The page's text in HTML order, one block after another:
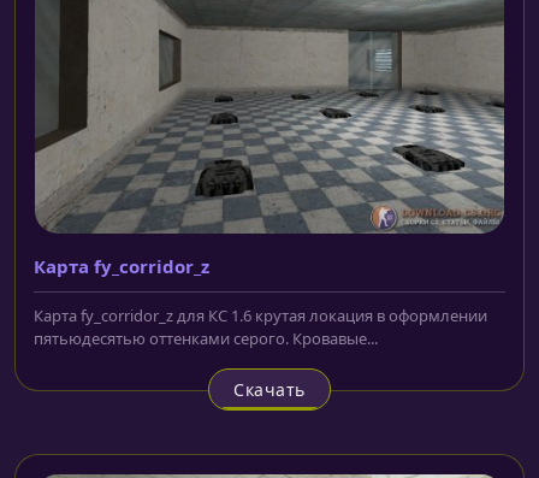
Карта fy_corridor_z
Карта fy_corridor_z для КС 1.6 крутая локация в оформлении
пятьюдесятью оттенками серого. Кровавые...
Скачать